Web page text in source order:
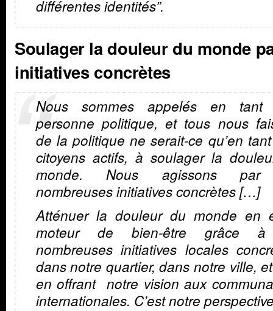
différentes identités”.
Soulager la douleur du monde
initiatives concrètes
Nous sommes appelés en tant
personne politique, et tous nous
de la politique ne serait-ce qu’en
citoyens actifs, à soulager la
monde. Nous agissons
nombreuses initiatives concrètes
Atténuer la douleur du monde en
moteur de bien-être grâce
nombreuses initiatives locales
dans notre quartier, dans notre ville,
en offrant notre vision aux
internationales. C’est notre